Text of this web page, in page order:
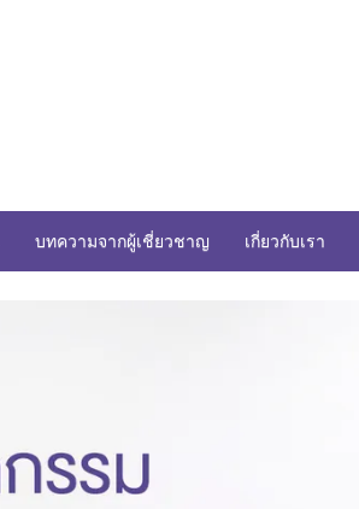
บทความจากผู้เชี่ยวชาญ เกี่ยวกับเรา